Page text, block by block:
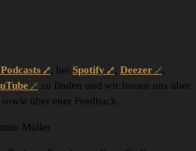
, bei Spotify , Deezer
,
zu finden und wir freuen uns über
über euer Feedback.
Müller